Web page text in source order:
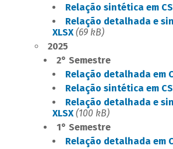
Relação sintética em
Relação detalhada e
XLSX (69 kB)
​2025
2° Semestre
Relação detalhada em
Relação sintética em
Relação detalhada e
XLSX (100 kB)
1° Semestre
Relação detalhada em